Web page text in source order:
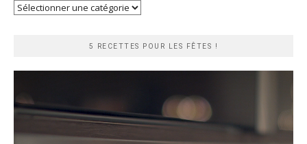
Recherche
5 RECETTES POUR LES FÊTES !